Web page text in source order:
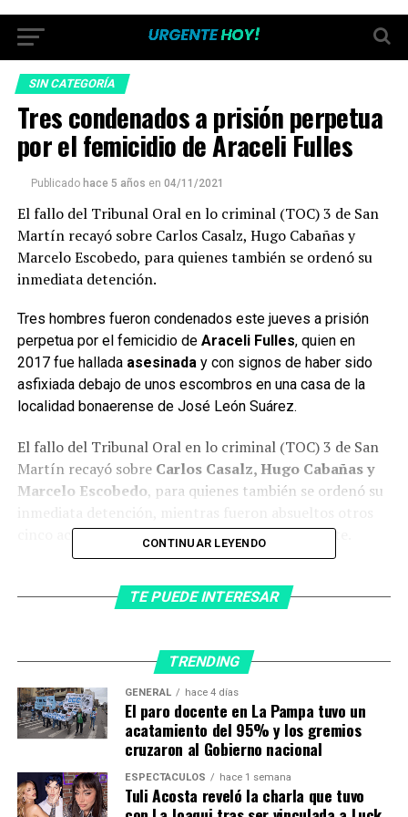
SIN CATEGORÍA
Tres condenados a prisión perpetua
por el femicidio de Araceli Fulles
Publicado hace 5 años en 04/11/2021
El fallo del Tribunal Oral en lo criminal (TOC) 3 de San
Martín recayó sobre Carlos Casalz, Hugo Cabañas y
Marcelo Escobedo, para quienes también se ordenó su
inmediata detención.
Tres hombres fueron condenados este jueves a prisión
perpetua por el femicidio de Araceli Fulles, quien en
2017 fue hallada asesinada y con signos de haber sido
asfixiada debajo de unos escombros en una casa de la
localidad bonaerense de José León Suárez.
El fallo del Tribunal Oral en lo criminal (TOC) 3 de San
Martín recayó sobre Carlos Casalz, Hugo Cabañas y
Marcelo Escobedo, para quienes también se ordenó su
cinco acusados que habían llegado libres al debate.
acompañado por la emoción del público, los tres fueron
La audiencia comenzó a las 16.30, en los tribunales
situados en avenida Ricardo Balbín 1753, de San Martín,
en el noroeste del conurbano, donde minutos antes del
inicio de la misma, la madre de la víctima, Mónica
Ferreyra, repartió globos violetas.
CONTINUAR LEYENDO
TE PUEDE INTERESAR
TRENDING
GENERAL hace 4 días
El paro docente en La Pampa tuvo un
acatamiento del 95% y los gremios
cruzaron al Gobierno nacional
ESPECTÁCULOS hace 1 semana
Tuli Acosta reveló la charla que tuvo